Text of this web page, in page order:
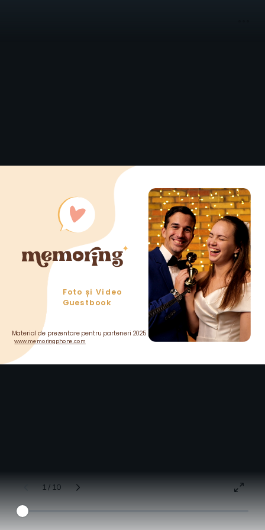
Material de prezentare pentru parteneri 2025
Foto și Video
Guestbook
www.memoringphone.com
1 / 10